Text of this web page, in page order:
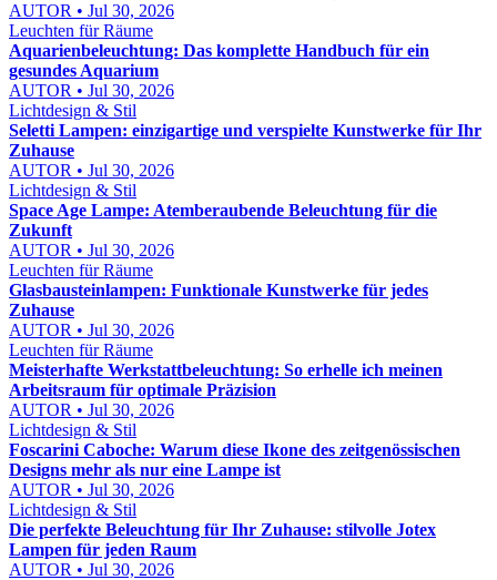
AUTOR • Jul 30, 2026
Leuchten für Räume
Aquarienbeleuchtung: Das komplette Handbuch für ein
gesundes Aquarium
AUTOR • Jul 30, 2026
Lichtdesign & Stil
Seletti Lampen: einzigartige und verspielte Kunstwerke für Ihr
Zuhause
AUTOR • Jul 30, 2026
Lichtdesign & Stil
Space Age Lampe: Atemberaubende Beleuchtung für die
Zukunft
AUTOR • Jul 30, 2026
Leuchten für Räume
Glasbausteinlampen: Funktionale Kunstwerke für jedes
Zuhause
AUTOR • Jul 30, 2026
Leuchten für Räume
Meisterhafte Werkstattbeleuchtung: So erhelle ich meinen
Arbeitsraum für optimale Präzision
AUTOR • Jul 30, 2026
Lichtdesign & Stil
Foscarini Caboche: Warum diese Ikone des zeitgenössischen
Designs mehr als nur eine Lampe ist
AUTOR • Jul 30, 2026
Lichtdesign & Stil
Die perfekte Beleuchtung für Ihr Zuhause: stilvolle Jotex
Lampen für jeden Raum
AUTOR • Jul 30, 2026